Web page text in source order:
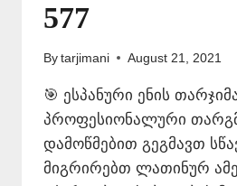
577
By tarjimani August 21, 2021
🎯 ესპანური ენის
პროფესიონალური
დამოწმებით გეგმავთ
მიგრირებთ ლათინურ